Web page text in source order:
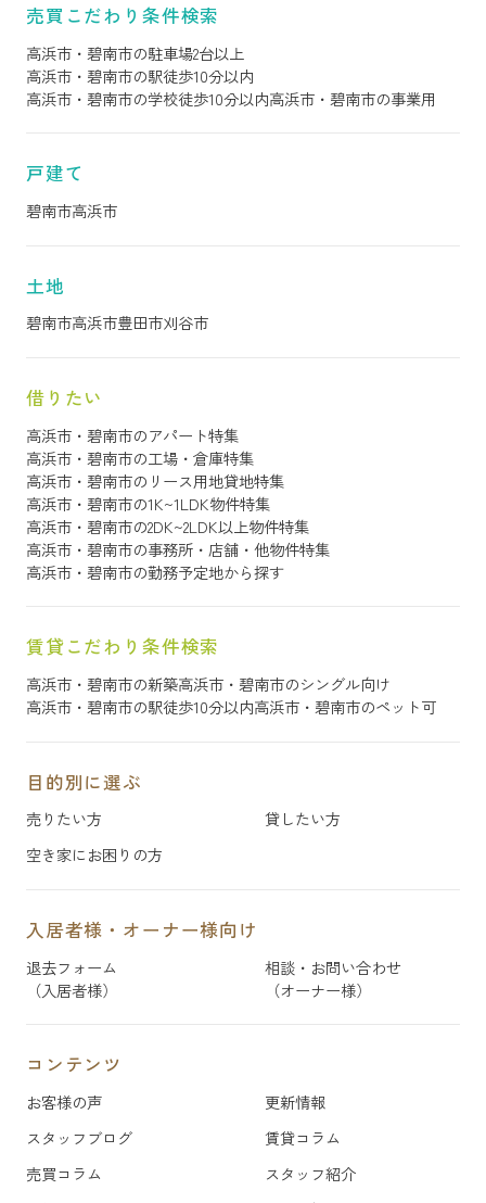
売買こだわり条件検索
高浜市・碧南市の駐車場2台以上
高浜市・碧南市の駅徒歩10分以内
高浜市・碧南市の学校徒歩10分以内高浜市・碧南市の事業用
戸建て
碧南市高浜市
土地
碧南市高浜市豊田市刈谷市
借りたい
高浜市・碧南市のアパート特集
高浜市・碧南市の工場・倉庫特集
高浜市・碧南市のリース用地貸地特集
高浜市・碧南市の1K~1LDK物件特集
高浜市・碧南市の2DK~2LDK以上物件特集
高浜市・碧南市の事務所・店舗・他物件特集
高浜市・碧南市の勤務予定地から探す
賃貸こだわり条件検索
高浜市・碧南市の新築高浜市・碧南市のシングル向け
高浜市・碧南市の駅徒歩10分以内高浜市・碧南市のペット可
目的別に選ぶ
売りたい方
貸したい方
空き家にお困りの方
入居者様・オーナー様向け
退去フォーム
（入居者様）
相談・お問い合わせ
（オーナー様）
コンテンツ
お客様の声
更新情報
スタッフブログ
賃貸コラム
売買コラム
スタッフ紹介